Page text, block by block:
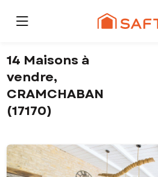
14 Maisons à
vendre,
CRAMCHABAN
(17170)